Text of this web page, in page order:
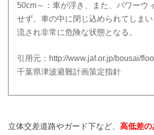
50cm～：車が浮き、また、パワーウ
せず、車の中に閉じ込められてしま
流され非常に危険な状態となる。
引用元：http://www.jaf.or.jp/bousai/
千葉県津波避難計画策定指針
立体交差道路やガード下など、高低差